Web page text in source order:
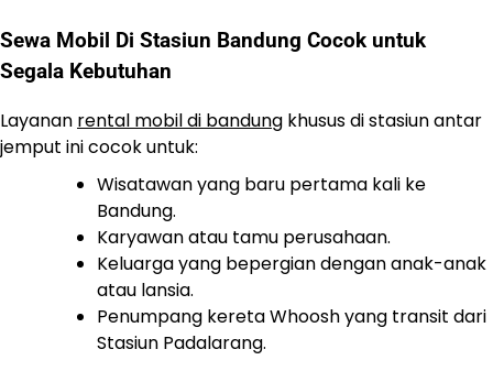
Sewa Mobil Di Stasiun Bandung Cocok untuk
Segala Kebutuhan
Layanan rental mobil di bandung khusus di stasiun antar
jemput ini cocok untuk:
Wisatawan yang baru pertama kali ke
Bandung.
Karyawan atau tamu perusahaan.
Keluarga yang bepergian dengan anak-anak
atau lansia.
Penumpang kereta Whoosh yang transit dari
Stasiun Padalarang.